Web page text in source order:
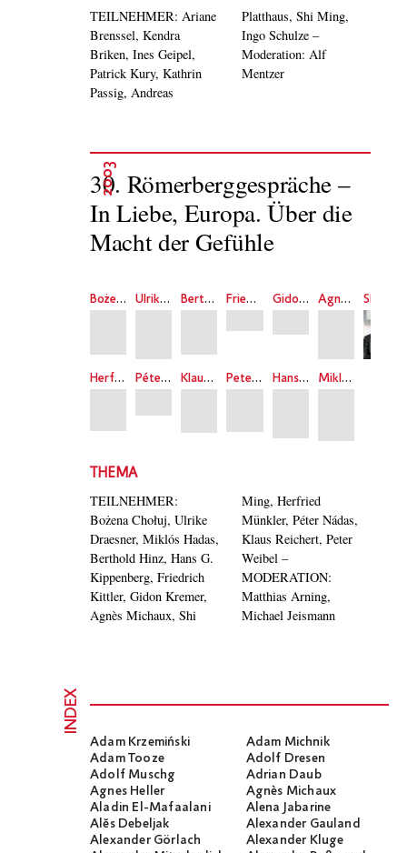
TEILNEHMER: Ariane
Brenssel, Kendra
Briken, Ines Geipel,
Patrick Kury, Kathrin
Passig, Andreas
Platthaus, Shi Ming,
Ingo Schulze –
Moderation: Alf
Mentzer
2003
30. Römerberggespräche –
In Liebe, Europa. Über die
Macht der Gefühle
Bożena Chołuj Ulrike Draesner Berthold Hinz Friedrich Kittler Gidon Kremer Agnès Michaux
Herfried Münkler Péter Nádas Klaus Reichert Peter Weibel Hans G. Kippenberg Miklós Hadas
THEMA
TEILNEHMER:
Bożena Chołuj, Ulrike
Draesner, Miklós Hadas,
Berthold Hinz, Hans G.
Kippenberg, Friedrich
Kittler, Gidon Kremer,
Agnès Michaux, Shi
Ming, Herfried
Münkler, Péter Nádas,
Klaus Reichert, Peter
Weibel –
MODERATION:
Matthias Arning,
Michael Jeismann
INDEX
Adam Krzemiński
Adam Michnik
Adam Tooze
Adolf Dresen
Adolf Muschg
Adrian Daub
Agnes Heller
Agnès Michaux
Aladin El-Mafaalani
Alena Jabarine
Alĕs Debeljak
Alexander Gauland
Alexander Görlach
Alexander Kluge